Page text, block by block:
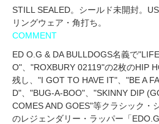
STILL SEALED。シールド未開封。
リングウェア・角打ち。
COMMENT
ED O.G & DA BULLDOGS名義で
O"、"ROXBURY 02119"の2枚のHIP
残し、"I GOT TO HAVE IT"、"BE A
D"、"BUG-A-BOO"、"SKINNY DIP
COMES AND GOES"等クラシック・
のレジェンダリー・ラッパー「